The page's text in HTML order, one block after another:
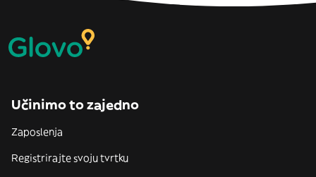
Učinimo to zajedno
Zaposlenja
Registrirajte svoju tvrtku